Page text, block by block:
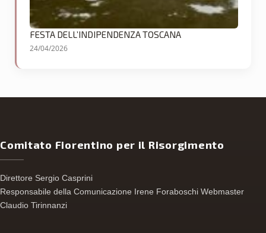
FESTA DELL’INDIPENDENZA TOSCANA
24/04/2026
Comitato Fiorentino per il Risorgimento
Direttore Sergio Casprini
Responsabile della Comunicazione Irene Foraboschi Webmaster
Claudio Tirinnanzi